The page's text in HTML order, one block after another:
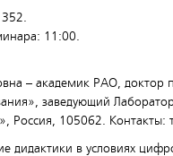
352.
11:00.
– академик РАО, доктор
заведующий
Россия, 105062. Контакты:
дидактики в условиях